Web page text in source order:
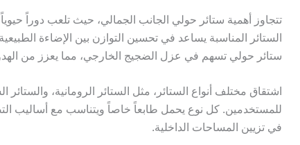
تتجاوز أهمية ستائر حولي الجانب الجمالي، حيث تلعب دوراً
الستائر المناسبة يساعد في تحسين التوازن بين الإضاءة
ستائر حولي تسهم في عزل الضجيج الخارجي، مما يعزز من
اشتقاق مختلف أنواع الستائر، مثل الستائر الرومانية، والستائر
للمستخدمين. كل نوع يحمل طابعاً خاصاً ويتناسب مع أساليب
في تزيين المساحات الداخلية.